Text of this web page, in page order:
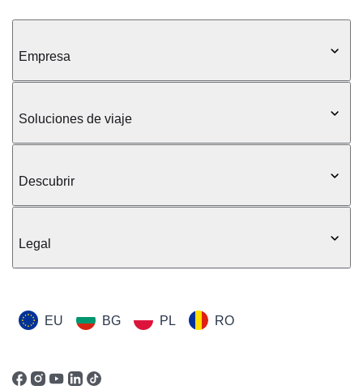
Empresa
Soluciones de viaje
Descubrir
Legal
EU BG PL RO